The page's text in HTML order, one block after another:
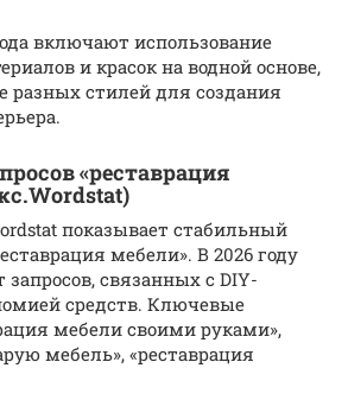
включают использование
и красок на водной основе,
разных стилей для создания
«реставрация
показывает стабильный
мебели». В 2026 году
запросов, связанных с DIY-
средств. Ключевые
мебели своими руками»,
мебель», «реставрация